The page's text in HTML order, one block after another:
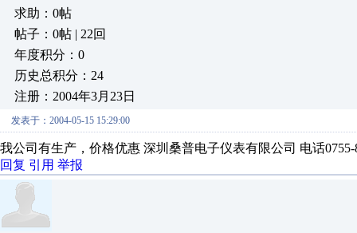
求助：0帖
帖子：0帖 | 22回
年度积分：0
历史总积分：24
注册：2004年3月23日
发表于：2004-05-15 15:29:00
我公司有生产，价格优惠 深圳桑普电子仪表有限公司 电话0755-
回复 引用 举报